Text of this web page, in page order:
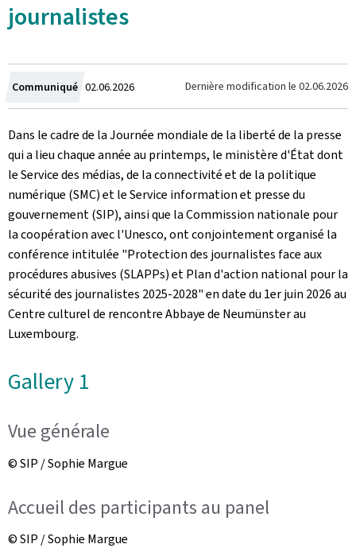
journalistes
Communiqué Crée
le
02.06.2026 Dernière modification le 02.06.2026
Dans le cadre de la Journée mondiale de la liberté de la presse
qui a lieu chaque année au printemps, le ministère d'État dont
le Service des médias, de la connectivité et de la politique
numérique (SMC) et le Service information et presse du
gouvernement (SIP), ainsi que la Commission nationale pour
la coopération avec l'Unesco, ont conjointement organisé la
conférence intitulée "Protection des journalistes face aux
procédures abusives (SLAPPs) et Plan d'action national pour la
sécurité des journalistes 2025-2028" en date du 1er juin 2026 au
Centre culturel de rencontre Abbaye de Neumünster au
Luxembourg.
Gallery 1
Vue générale
© SIP / Sophie Margue
Accueil des participants au panel
© SIP / Sophie Margue